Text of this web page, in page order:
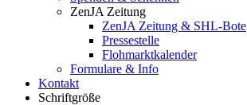
ZenJA Zeitung
ZenJA Zeitung & SHL-Bote
Pressestelle
Flohmarktkalender
Formulare & Info
Kontakt
Schriftgröße